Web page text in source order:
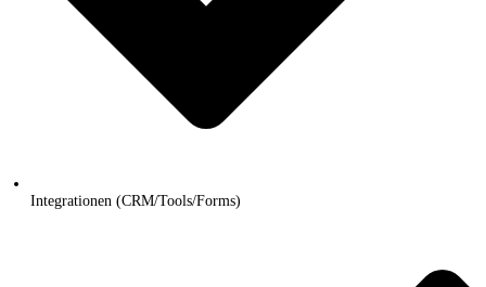
Integrationen (CRM/Tools/Forms)